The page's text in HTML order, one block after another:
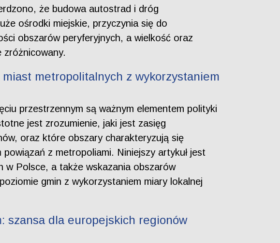
że budowa autostrad i dróg
ośrodki miejskie, przyczynia się do
obszarów peryferyjnych, a wielkość oraz
zróżnicowany.
metropolitalnych z wykorzystaniem
przestrzennym są ważnym elementem polityki
jest zrozumienie, jaki jest zasięg
oraz które obszary charakteryzują się
z metropoliami. Niniejszy artykuł jest
w Polsce, a także wskazania obszarów
gmin z wykorzystaniem miary lokalnej
szansa dla europejskich regionów